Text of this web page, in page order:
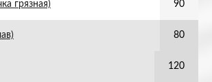
грязная) 90
80
120